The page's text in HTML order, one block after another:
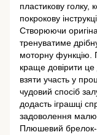
пластикову голку,
покрокову
Створюючи
тренуватиме
моторну функцію.
краще довірити це
взяти участь у
чудовий спосіб
додасть іграшці
задоволення
Плюшевий брелок-